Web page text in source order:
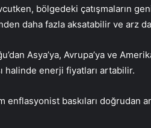
bölgedeki çatışmaların
daha fazla aksatabilir ve arz
Asya’ya, Avrupa’ya ve
halinde enerji fiyatları artabilir.
enflasyonist baskıları doğrudan